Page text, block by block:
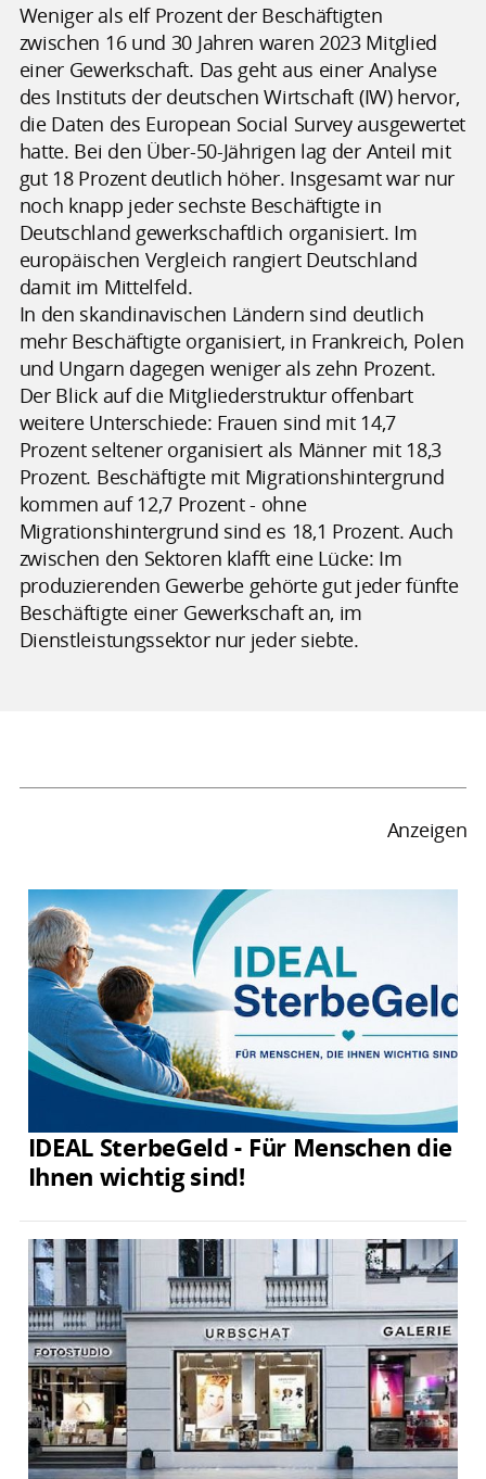
Weniger als elf Prozent der Beschäftigten
zwischen 16 und 30 Jahren waren 2023 Mitglied
einer Gewerkschaft. Das geht aus einer Analyse
des Instituts der deutschen Wirtschaft (IW) hervor,
die Daten des European Social Survey ausgewertet
hatte. Bei den Über-50-Jährigen lag der Anteil mit
gut 18 Prozent deutlich höher. Insgesamt war nur
noch knapp jeder sechste Beschäftigte in
Deutschland gewerkschaftlich organisiert. Im
europäischen Vergleich rangiert Deutschland
damit im Mittelfeld.
In den skandinavischen Ländern sind deutlich
mehr Beschäftigte organisiert, in Frankreich, Polen
und Ungarn dagegen weniger als zehn Prozent.
Der Blick auf die Mitgliederstruktur offenbart
weitere Unterschiede: Frauen sind mit 14,7
Prozent seltener organisiert als Männer mit 18,3
Prozent. Beschäftigte mit Migrationshintergrund
kommen auf 12,7 Prozent - ohne
Migrationshintergrund sind es 18,1 Prozent. Auch
zwischen den Sektoren klafft eine Lücke: Im
produzierenden Gewerbe gehörte gut jeder fünfte
Beschäftigte einer Gewerkschaft an, im
Dienstleistungssektor nur jeder siebte.
Anzeigen
IDEAL SterbeGeld - Für Menschen die
Ihnen wichtig sind!